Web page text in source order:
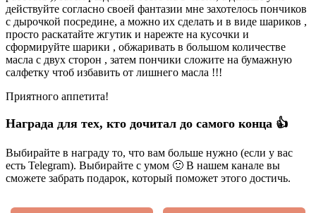
действуйте согласно своей фантазии мне захотелось пончиков
с дырочкой посредине, а можно их сделать и в виде шариков ,
просто раскатайте жгутик и нарежте на кусочки и
сформируйте шарики , обжаривать в большом количестве
масла с двух сторон , затем пончики сложите на бумажную
салфетку чтоб избавить от лишнего масла !!!
Приятного аппетита!
Награда для тех, кто дочитал до самого конца 👍
Выбирайте в награду то, что вам больше нужно (если у вас
есть Telegram). Выбирайте с умом 🙂 В нашем канале вы
сможете забрать подарок, который поможет этого достичь.